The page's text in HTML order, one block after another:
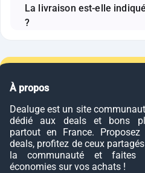
La livraison est-elle
?
À propos
Dealuge est un site
dédié aux deals et bons
partout en France. Proposez
deals, profitez de ceux
la communauté et faites
économies sur vos achats !